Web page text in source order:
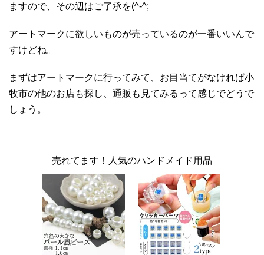
ますので、その辺はご了承を(^-^;
アートマークに欲しいものが売っているのが一番いいんで
すけどね。
まずはアートマークに行ってみて、お目当てがなければ小
牧市の他のお店も探し、通販も見てみるって感じでどうで
しょう。
売れてます！人気のハンドメイド用品